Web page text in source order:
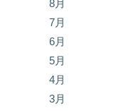
8月
7月
6月
5月
4月
3月